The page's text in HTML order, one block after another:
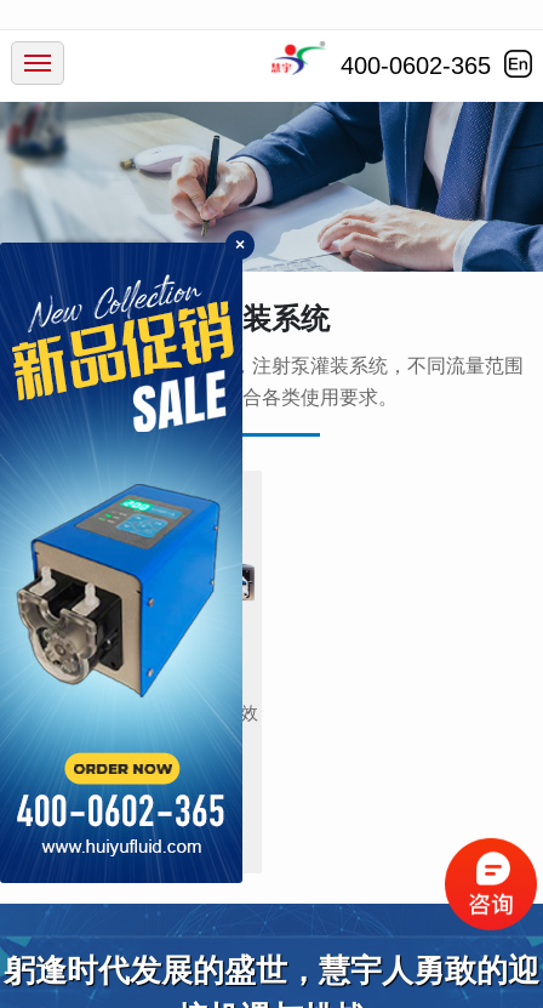
400-0602-365
产品中心
行业应用
服务支持
走进慧宇
灌装系统
为您提供蠕动泵灌装系统，注射泵灌装系统，不同流量范围
及通道数符合各类使用要求。
蠕动泵灌装系统
微小流量的精准灌装，效
率高，误差率低。
查看更多
躬逢时代发展的盛世，慧宇人勇敢的迎
×